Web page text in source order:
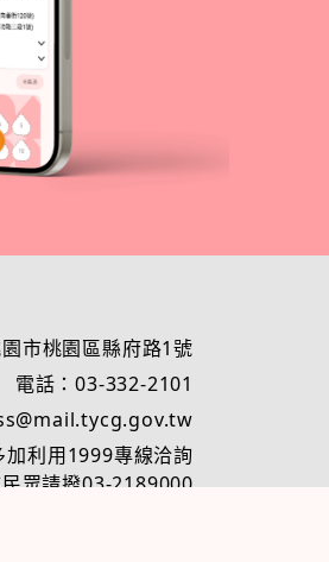
市桃園區縣府路1號
電話：03-332-2101
利用1999專線洽詢
眾請撥03-2189000